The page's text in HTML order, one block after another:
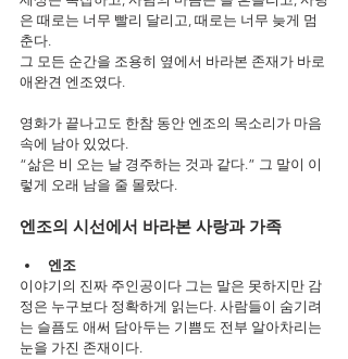
은 때로는 너무 빨리 달리고, 때로는 너무 늦게 멈
춘다.
그 모든 순간을 조용히 옆에서 바라본 존재가 바로
애완견 엔조였다.
영화가 끝나고도 한참 동안 엔조의 목소리가 마음
속에 남아 있었다.
“삶은 비 오는 날 경주하는 것과 같다.” 그 말이 이
렇게 오래 남을 줄 몰랐다.
엔조의 시선에서 바라본 사랑과 가족
엔조
이야기의 진짜 주인공이다 그는 말은 못하지만 감
정은 누구보다 정확하게 읽는다. 사람들이 숨기려
는 슬픔도 애써 담아두는 기쁨도 전부 알아차리는
눈을 가진 존재이다.